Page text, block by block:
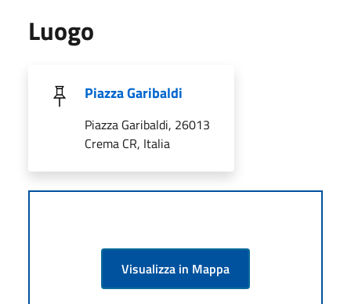
Luogo
Piazza Garibaldi
Piazza Garibaldi, 26013
Crema CR, Italia
Visualizza in Mappa